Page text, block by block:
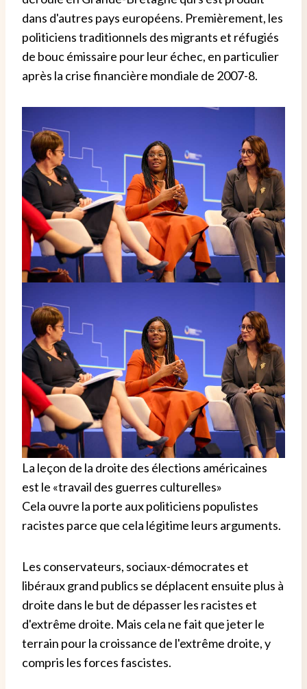
dans d'autres pays européens. Premièrement, les
politiciens traditionnels des migrants et réfugiés
de bouc émissaire pour leur échec, en particulier
après la crise financière mondiale de 2007-8.
La leçon de la droite des élections américaines
est le «travail des guerres culturelles»
Cela ouvre la porte aux politiciens populistes
racistes parce que cela légitime leurs arguments.
Les conservateurs, sociaux-démocrates et
libéraux grand publics se déplacent ensuite plus à
droite dans le but de dépasser les racistes et
d'extrême droite. Mais cela ne fait que jeter le
terrain pour la croissance de l'extrême droite, y
compris les forces fascistes.